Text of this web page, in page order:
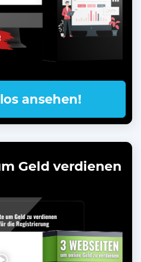
ansehen!
Geld verdienen